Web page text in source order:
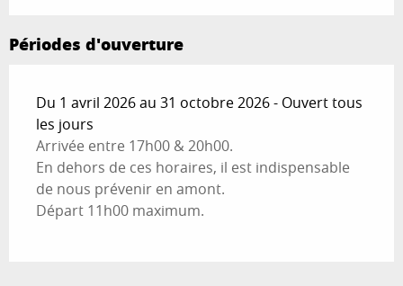
Périodes d'ouverture
Du 1 avril 2026 au 31 octobre 2026 - Ouvert tous
les jours
Arrivée entre 17h00 & 20h00.
En dehors de ces horaires, il est indispensable
de nous prévenir en amont.
Départ 11h00 maximum.